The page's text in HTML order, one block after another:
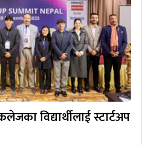
विद्यार्थीलाई स्टार्टअप